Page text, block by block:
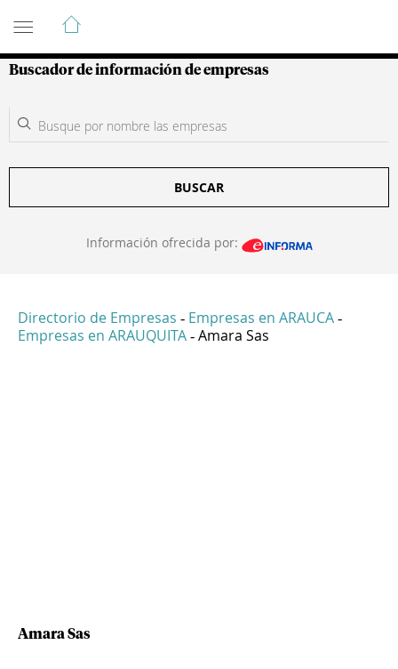
Guía de Empresas Colombianas
Buscador de información de empresas
BUSCAR
Información ofrecida por:
Directorio de Empresas - Empresas en ARAUCA -
Empresas en ARAUQUITA - Amara Sas
Amara Sas